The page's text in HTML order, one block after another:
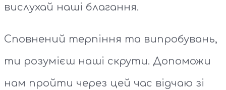
вислухай наші благання.
Сповнений терпіння та випробувань,
ти розумієш наші скрути. Допоможи
нам пройти через цей час відчаю зі